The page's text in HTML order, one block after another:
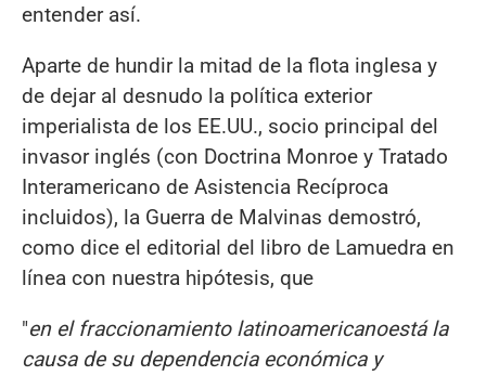
entender así.
Aparte de hundir la mitad de la flota inglesa y
de dejar al desnudo la política exterior
imperialista de los EE.UU., socio principal del
invasor inglés (con Doctrina Monroe y Tratado
Interamericano de Asistencia Recíproca
incluidos), la Guerra de Malvinas demostró,
como dice el editorial del libro de Lamuedra en
línea con nuestra hipótesis, que
"en el fraccionamiento latinoamericanoestála
causa de su dependencia económica y